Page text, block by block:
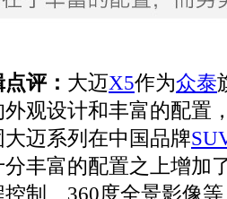
评： 大迈X5作为众泰
观设计和丰富的配置
迈系列在中国品牌
分丰富的配置之上增加
制、360度全景影像